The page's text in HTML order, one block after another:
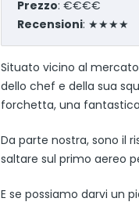
Prezzo: €€€€
Recensioni: ★★★★
Situato vicino al
dello chef e della sua
forchetta, una
Da parte nostra, sono il
saltare sul primo aereo
E se possiamo darvi un